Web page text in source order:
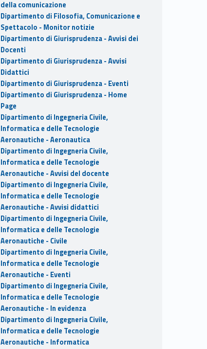
della comunicazione
Dipartimento di Filosofia, Comunicazione e
Spettacolo - Monitor notizie
Dipartimento di Giurisprudenza - Avvisi dei
Docenti
Dipartimento di Giurisprudenza - Avvisi
Didattici
Dipartimento di Giurisprudenza - Eventi
Dipartimento di Giurisprudenza - Home
Page
Dipartimento di Ingegneria Civile,
Informatica e delle Tecnologie
Aeronautiche - Aeronautica
Dipartimento di Ingegneria Civile,
Informatica e delle Tecnologie
Aeronautiche - Avvisi del docente
Dipartimento di Ingegneria Civile,
Informatica e delle Tecnologie
Aeronautiche - Avvisi didattici
Dipartimento di Ingegneria Civile,
Informatica e delle Tecnologie
Aeronautiche - Civile
Dipartimento di Ingegneria Civile,
Informatica e delle Tecnologie
Aeronautiche - Eventi
Dipartimento di Ingegneria Civile,
Informatica e delle Tecnologie
Aeronautiche - In evidenza
Dipartimento di Ingegneria Civile,
Informatica e delle Tecnologie
Aeronautiche - Informatica